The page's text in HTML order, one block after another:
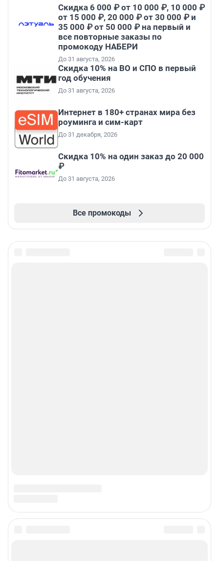
Скидка 6 000 ₽ от 10 000 ₽, 10 000 ₽
от 15 000 ₽, 20 000 ₽ от 30 000 ₽ и
35 000 ₽ от 50 000 ₽ на первый и
все повторные заказы по
промокоду НАБЕРИ
До 31 августа, 2026
Скидка 10% на ВО и СПО в первый
год обучения
До 31 августа, 2026
Интернет в 180+ странах мира без
роуминга и сим-карт
До 31 декабря, 2026
Скидка 10% на один заказ до 20 000
₽
До 31 августа, 2026
Все промокоды